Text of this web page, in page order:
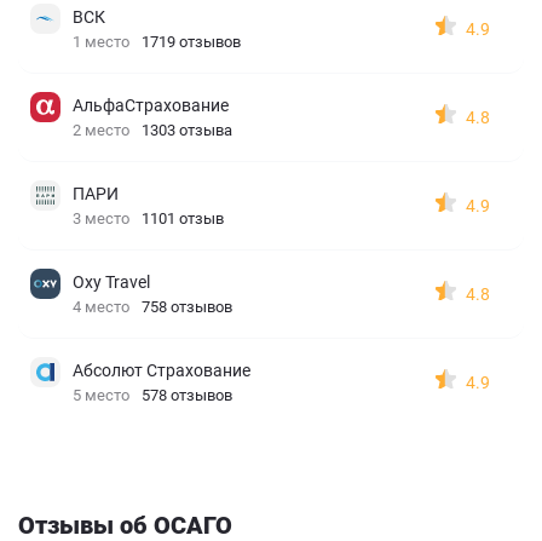
ВСК
1 место 1719 отзывов
4.9
АльфаСтрахование
2 место 1303 отзыва
4.8
ПАРИ
3 место 1101 отзыв
4.9
Oxy Travel
4 место 758 отзывов
4.8
Абсолют Страхование
5 место 578 отзывов
4.9
Отзывы об ОСАГО